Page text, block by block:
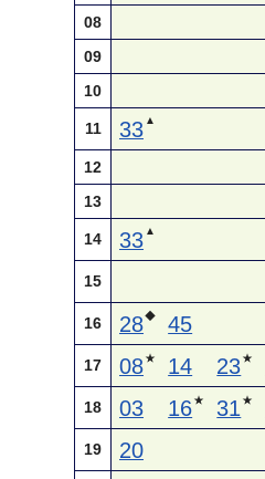
08
09
10
11 33 ▲
12
13
14 33 ▲
15
16 28◆ 45
17 08★ 14 23★
18 03 16★ 31 ★
19 20